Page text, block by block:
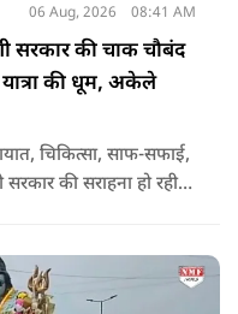
06 Aug, 2026 08:41 AM
सरकार की चाक चौबंद
यात्रा की धूम, अकेले
चिकित्सा, साफ-सफाई,
की सराहना हो रही